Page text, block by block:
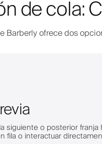
de cola:
Barberly ofrece dos
siguiente o posterior
fila o interactuar